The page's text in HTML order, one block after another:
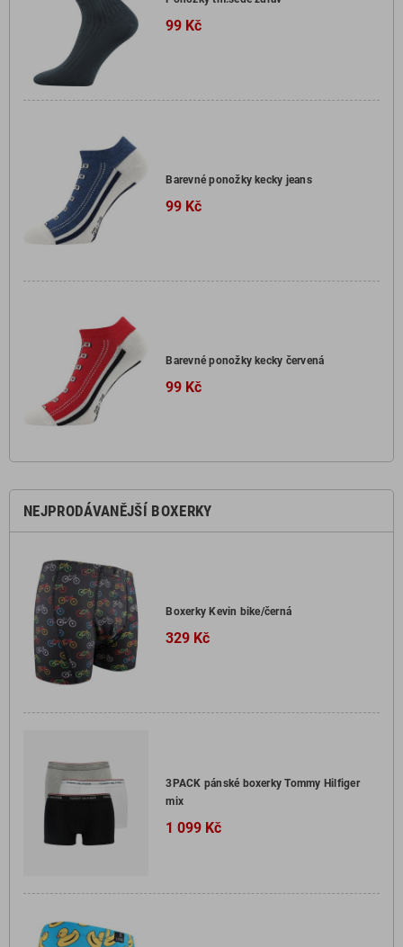
99 Kč
Barevné ponožky kecky jeans
99 Kč
Barevné ponožky kecky červená
99 Kč
NEJPRODÁVANĚJŠÍ BOXERKY
Boxerky Kevin bike/černá
329 Kč
3PACK pánské boxerky Tommy Hilfiger
mix
1 099 Kč